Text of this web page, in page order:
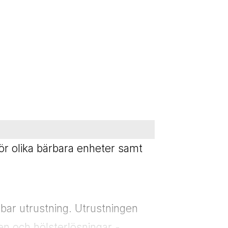
olika bärbara enheter samt
utrustning. Utrustningen